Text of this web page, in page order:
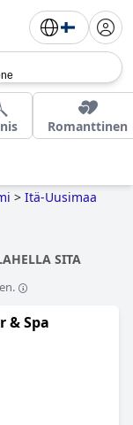
Romanttinen
> Itä-Uusimaa
SITA
& Spa